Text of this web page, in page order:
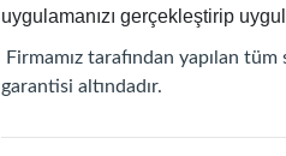
uygulamanızı gerçekleştirip
Firmamız tarafından yapılan
garantisi altındadır.